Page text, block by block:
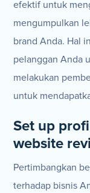
efektif untuk
mengumpulkan
brand Anda. Hal
pelanggan Anda
melakukan
untuk
Set up
website
Pertimbangkan
terhadap bisnis